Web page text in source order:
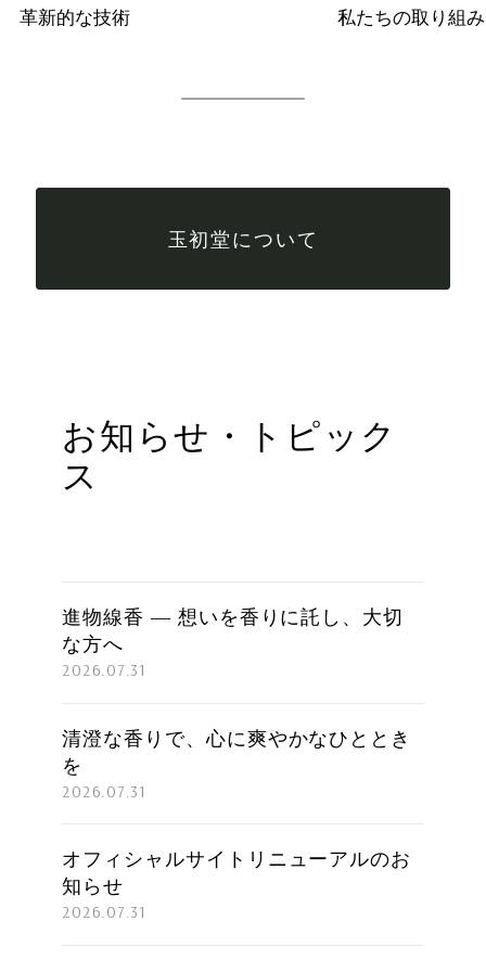
革新的な技術 私たちの取り組み
玉初堂について
お知らせ・トピック
ス
進物線香 ― 想いを香りに託し、大切
な方へ
2026.07.31
清澄な香りで、心に爽やかなひととき
を
2026.07.31
オフィシャルサイトリニューアルのお
知らせ
2026.07.31